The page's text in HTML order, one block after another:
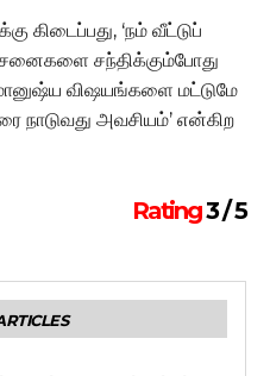
கிடைப்பது, ‘நம் வீட்டுப்
சந்திக்கும்போது
விஷயங்களை மட்டுமே
நாடுவது அவசியம்’ என்கிற
Rating3 / 5